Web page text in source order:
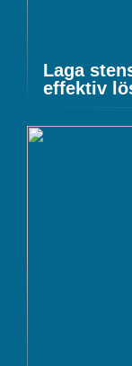
Laga
effektiv